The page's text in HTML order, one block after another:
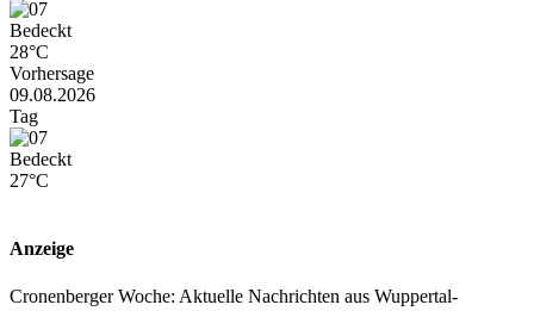
Bedeckt
28°C
Vorhersage
09.08.2026
Tag
Bedeckt
27°C
Anzeige
Cronenberger Woche: Aktuelle Nachrichten aus Wuppertal-